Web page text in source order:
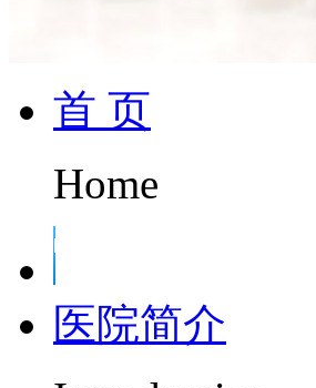
首 页
Home
医院简介